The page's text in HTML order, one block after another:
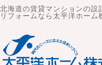
北海道の賃貸マンションの設
リフォームなら太平洋ホーム